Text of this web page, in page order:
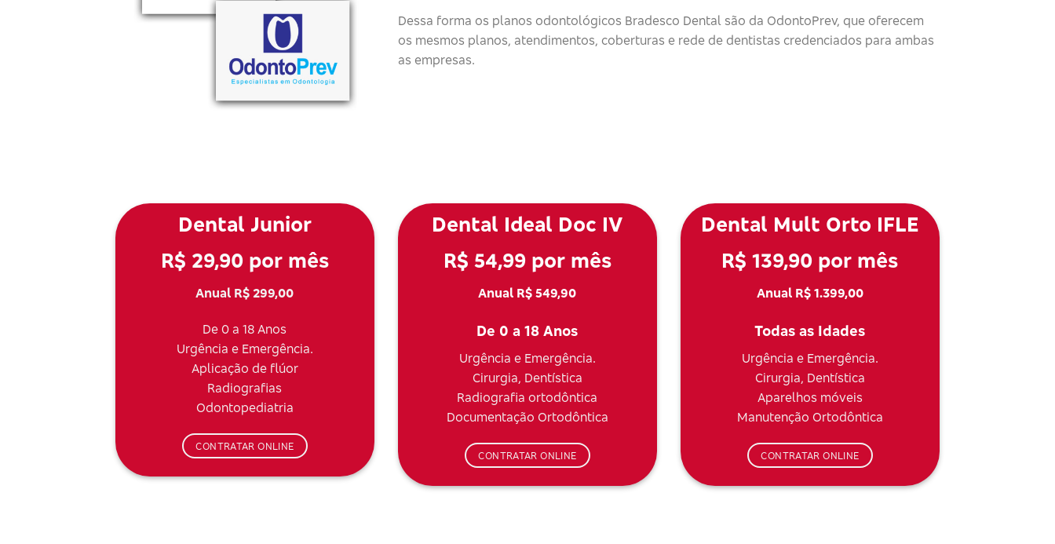
Dessa forma os planos odontológicos Bradesco Dental são da OdontoPrev, que oferecem
os mesmos planos, atendimentos, coberturas e rede de dentistas credenciados para ambas
as empresas.
Dental Junior
R$ 29,90 por mês
Anual R$ 299,00
De 0 a 18 Anos
Urgência e Emergência.
Aplicação de flúor
Radiografias
Odontopediatria
CONTRATAR ONLINE
Dental Ideal Doc IV
R$ 54,99 por mês
Anual R$ 549,90
De 0 a 18 Anos
Urgência e Emergência.
Cirurgia, Dentística
Radiografia ortodôntica
Documentação Ortodôntica
CONTRATAR ONLINE
Dental Mult Orto IFLE
R$ 139,90 por mês
Anual R$ 1.399,00
Todas as Idades
Urgência e Emergência.
Cirurgia, Dentística
Aparelhos móveis
Manutenção Ortodôntica
CONTRATAR ONLINE